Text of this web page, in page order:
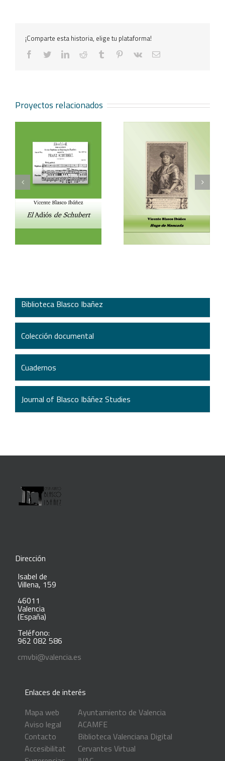
¡Comparte esta historia, elige tu plataforma!
facebooktwitterlinkedinreddit tumblr pinterest
vk
Correo
Proyectos relacionados
Vicente Blasco Ibáñez,
Hugo de Moncada
Aventura veneciana y
otros cuentos
Biblioteca Blasco Ibañez
Colección documental
Cuadernos
Journal of Blasco Ibáñez Studies
Dirección
Isabel de
Villena, 159
46011
Valencia
(España)
Teléfono:
962 082 586
cmvbi@valencia.es
Enlaces de interés
Mapa web
Aviso legal
Contacto
Accesibilitat
Ayuntamiento de Valencia
ACAMFE
Biblioteca Valenciana Digital
Cervantes Virtual